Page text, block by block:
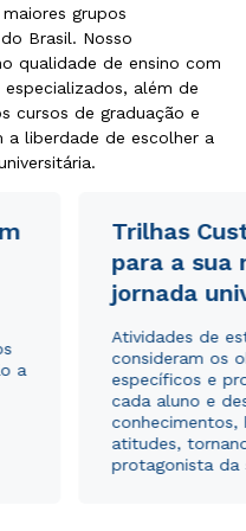
grupos
Brasil. Nosso
qualidade de ensino com
além de
cursos de graduação e
a liberdade de escolher a
a
Trilhas
para a sua
jornada
Atividades de
consideram os
específicos e
cada aluno e
conhecimentos,
atitudes,
protagonista da